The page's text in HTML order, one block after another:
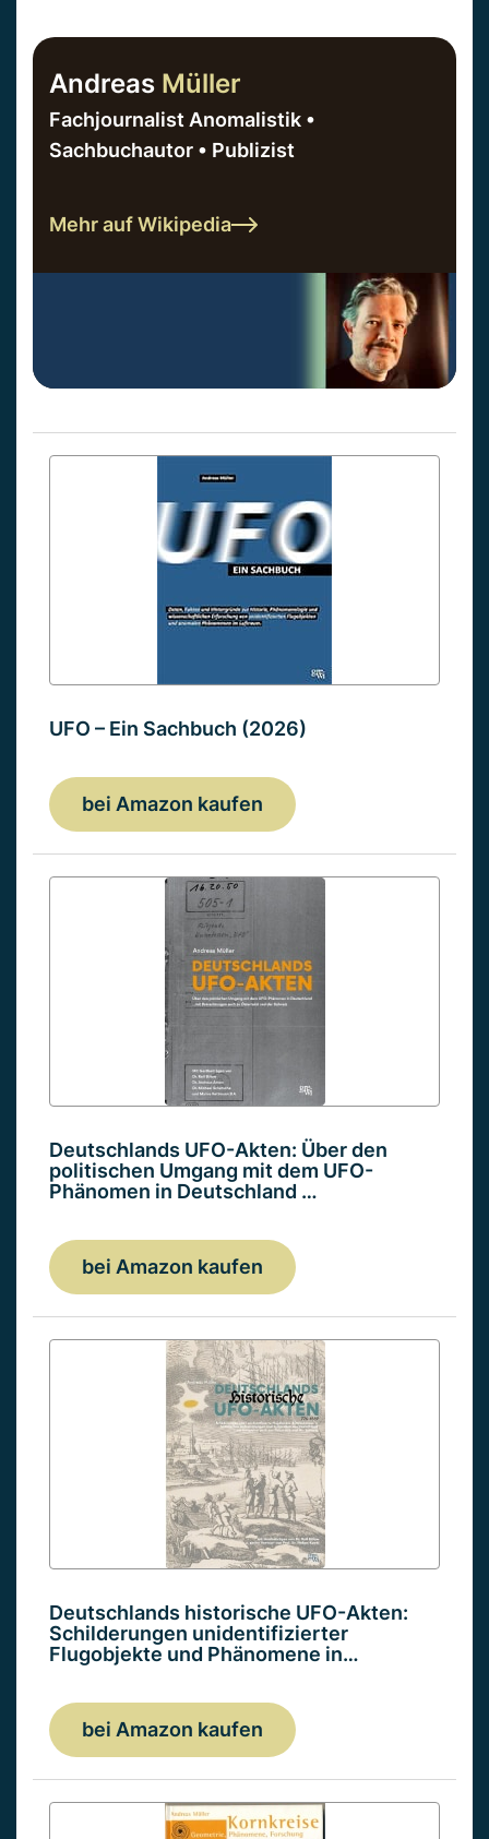
Andreas Müller
Fachjournalist Anomalistik •
Sachbuchautor • Publizist
Mehr auf Wikipedia
UFO – Ein Sachbuch (2026)
bei Amazon kaufen
Deutschlands UFO-Akten: Über den
politischen Umgang mit dem UFO-
Phänomen in Deutschland …
bei Amazon kaufen
Deutschlands historische UFO-Akten:
Schilderungen unidentifizierter
Flugobjekte und Phänomene in…
bei Amazon kaufen